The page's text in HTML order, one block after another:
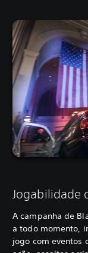
Jogabilidade
A campanha de
a todo momento,
jogo com eventos